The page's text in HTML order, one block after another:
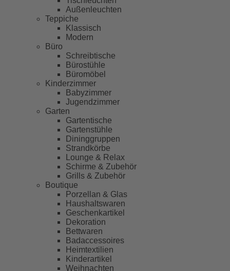
Außenleuchten
Teppiche
Klassisch
Modern
Büro
Schreibtische
Bürostühle
Büromöbel
Kinderzimmer
Babyzimmer
Jugendzimmer
Garten
Gartentische
Gartenstühle
Dininggruppen
Strandkörbe
Lounge & Relax
Schirme & Zubehör
Grills & Zubehör
Boutique
Porzellan & Glas
Haushaltswaren
Geschenkartikel
Dekoration
Bettwaren
Badaccessoires
Heimtextilien
Kinderartikel
Weihnachten